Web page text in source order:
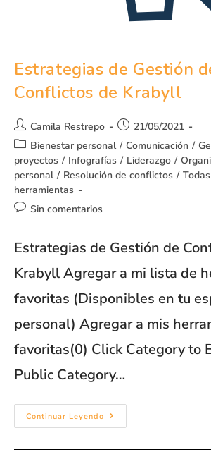
Estrategias de Gestión
Conflictos de Krabyll
Camila Restrepo
21/05/2021
Bienestar personal / Comunicación /
proyectos / Infografías / Liderazgo /
personal / Resolución de conflictos /
herramientas
Sin comentarios
Estrategias de Gestión de
Krabyll Agregar a mi lista de
favoritas (Disponibles en tu
personal) Agregar a mis
favoritas(0) Click Category to
Public Category…
Continuar Leyendo